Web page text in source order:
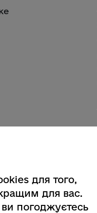
для того,
для вас.
погоджуєтесь